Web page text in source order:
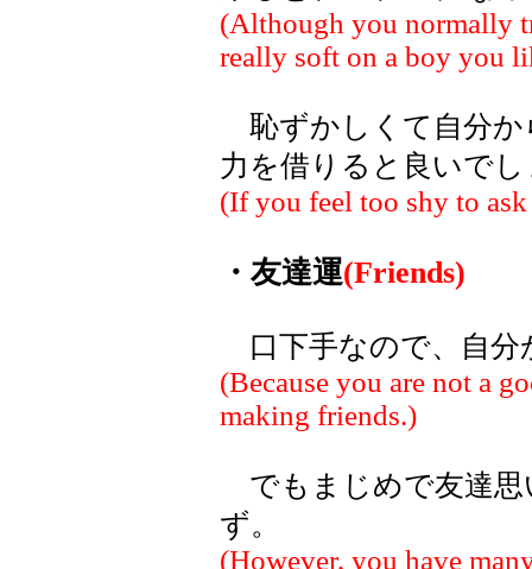
(Although you normally
really soft on a boy you
恥ずかしくて自分か
力を借りると良いで
(If you feel too shy to
・友達運(Friends)
口下手なので、自分
(Because you are not a
making friends.)
でもまじめで友達思
ず。
(However, you have